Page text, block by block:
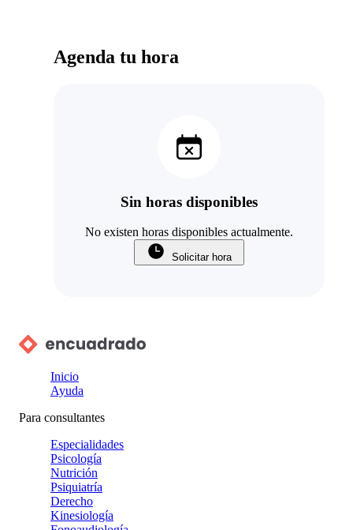
Agenda tu hora
Sin horas disponibles
No existen horas disponibles actualmente.
Solicitar hora
Inicio
Ayuda
Para consultantes
Especialidades
Psicología
Nutrición
Psiquiatría
Derecho
Kinesiología